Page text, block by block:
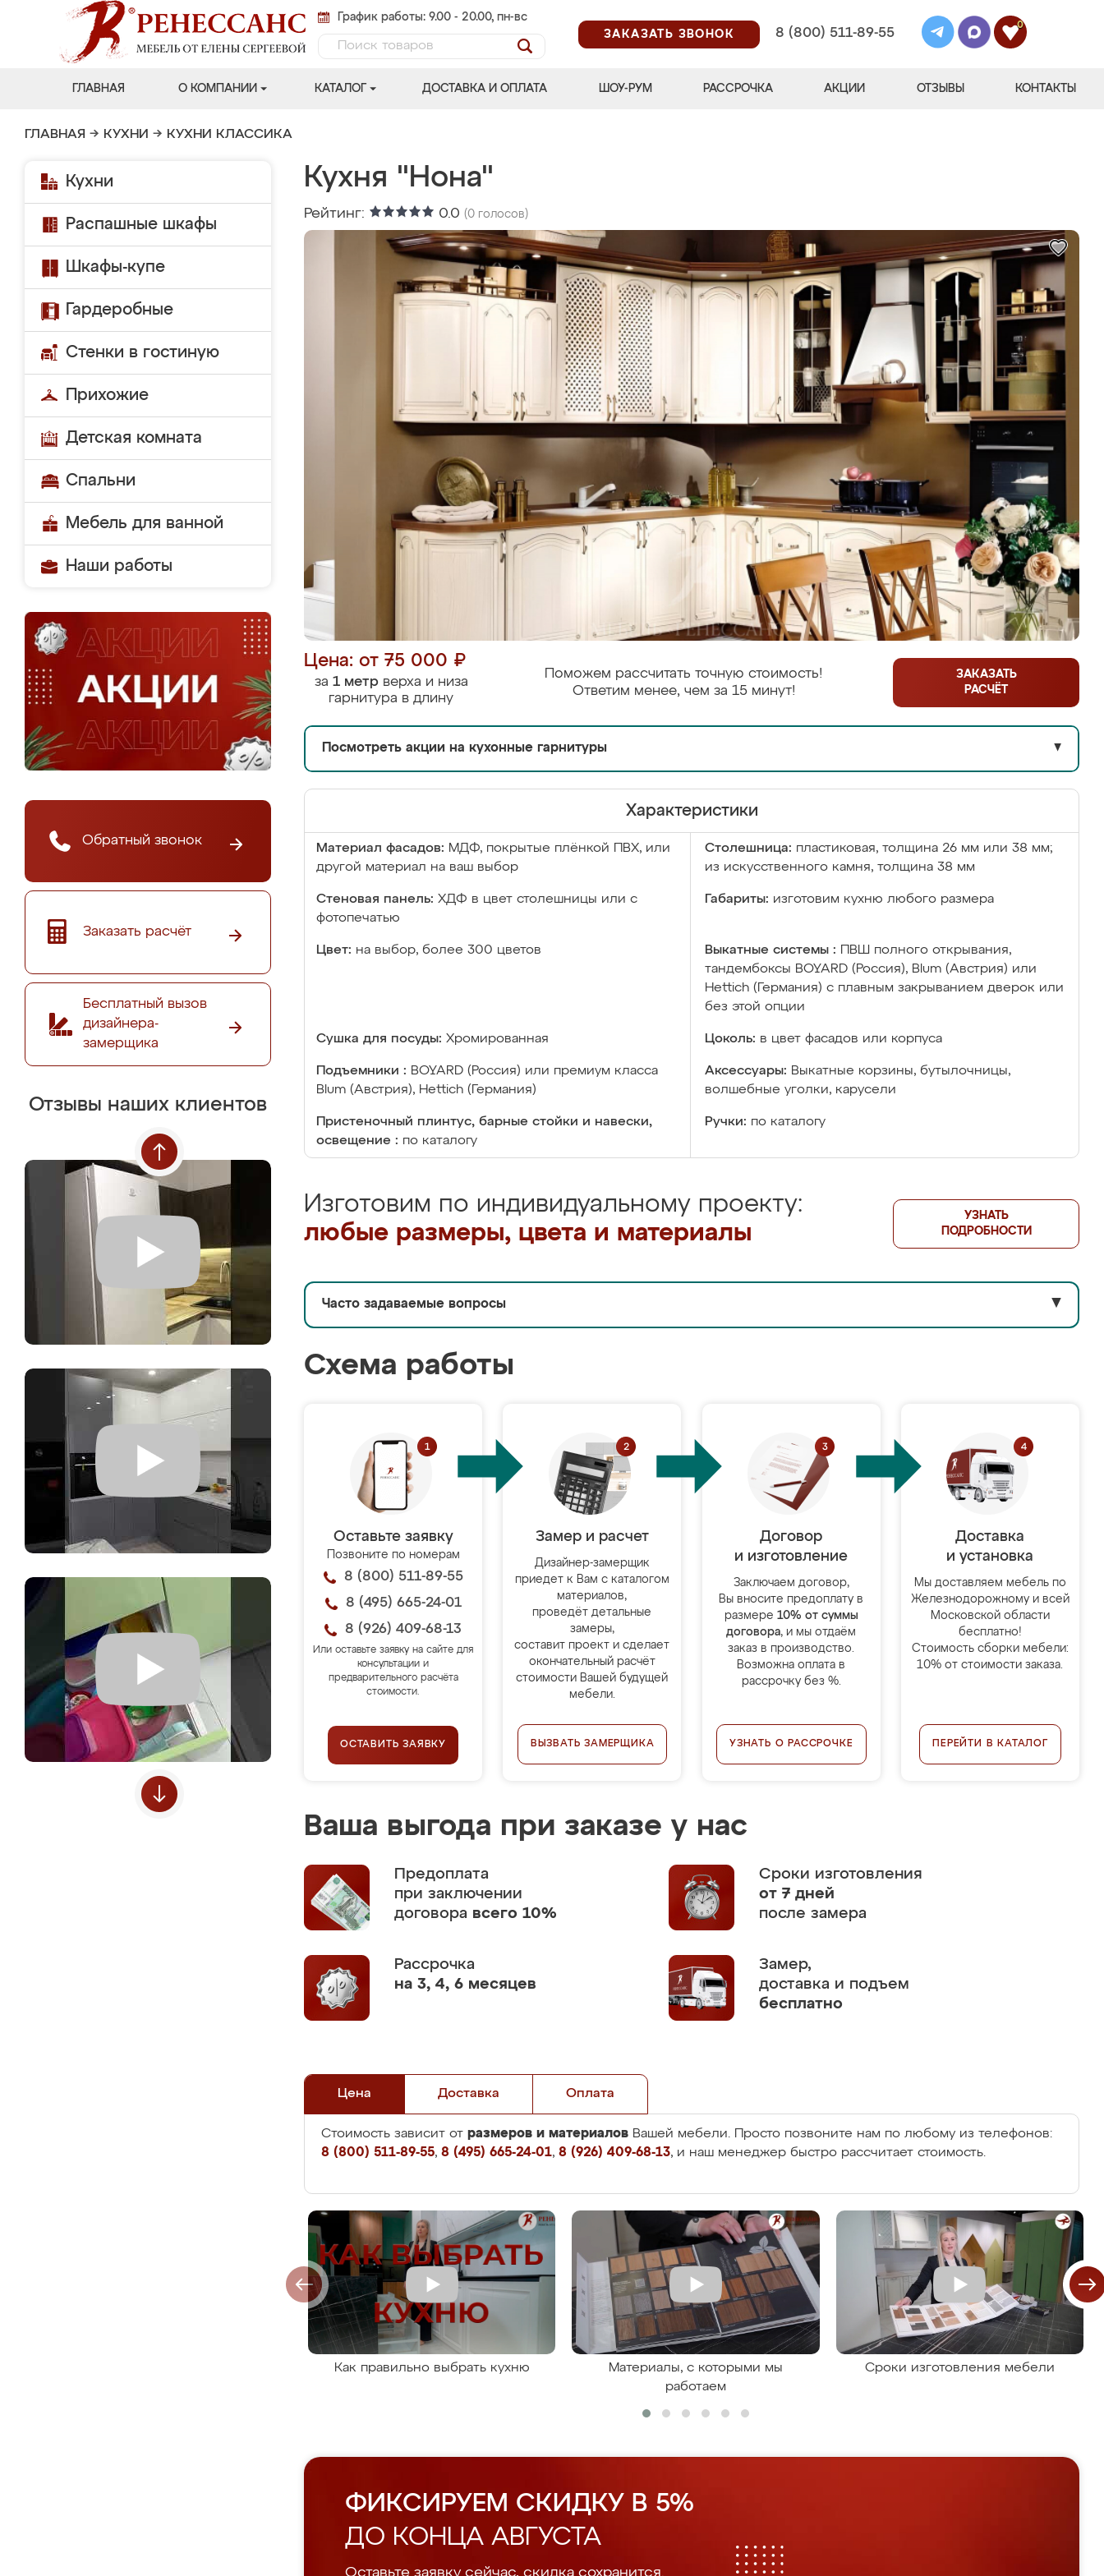
График работы: 9.00 - 20.00, пн-вс
ЗАКАЗАТЬ ЗВОНОК
8 (800) 511-89-55
0
ГЛАВНАЯ О КОМПАНИИ КАТАЛОГ ДОСТАВКА И ОПЛАТА ШОУ-РУМ РАССРОЧКА АКЦИИ ОТЗЫВЫ КОНТАКТЫ
ГЛАВНАЯ → КУХНИ → КУХНИ КЛАССИКА
Кухни
Распашные шкафы
Шкафы-купе
Гардеробные
Стенки в гостиную
Прихожие
Детская комната
Спальни
Мебель для ванной
Наши работы
Обратный звонок
Заказать расчёт
Бесплатный вызов
дизайнера-
замерщика
Отзывы наших клиентов
Кухня "Нона"
Рейтинг: 0.0 (0 голосов)
Цена: от 75 000 ₽
за 1 метрверха и низа
гарнитура в длину
Поможем рассчитать точную стоимость!
Ответим менее, чем за 15 минут!
ЗАКАЗАТЬ
РАСЧЁТ
Посмотреть акции на кухонные гарнитуры ▼
Характеристики
Материал фасадов: МДФ, покрытые плёнкой ПВХ, или
другой материал на ваш выбор
Столешница: пластиковая, толщина 26 мм или 38 мм;
из искусственного камня, толщина 38 мм
Стеновая панель: ХДФ в цвет столешницы или с
фотопечатью
Габариты: изготовим кухню любого размера
Цвет: на выбор, более 300 цветов Выкатные системы :
ПВШ полного открывания,
тандембоксы BOYARD (Россия), Blum (Австрия) или
Hettich (Германия) с плавным закрыванием дверок или
без этой опции
Сушка для посуды: Хромированная Цоколь: в цвет фасадов или корпуса
Подъемники : BOYARD (Россия) или премиум класса
Blum (Австрия), Hettich (Германия)
Аксессуары: Выкатные корзины, бутылочницы,
волшебные уголки, карусели
Пристеночный плинтус, барные стойки и навески,
освещение : по каталогу
Ручки: по каталогу
Изготовим по индивидуальному проекту:
любые размеры, цвета и материалы
УЗНАТЬ
ПОДРОБНОСТИ
Часто задаваемые вопросы ▼
Схема работы
Оставьте заявку
Позвоните по номерам
8 (800) 511-89-55
8 (495) 665-24-01
8 (926) 409-68-13
Или оставьте заявку на сайте для
консультации и
предварительного расчёта
стоимости.
ОСТАВИТЬ ЗАЯВКУ
Замер и расчет
Дизайнер-замерщик
приедет к Вам с каталогом
материалов,
проведёт детальные
замеры,
составит проект и сделает
окончательный расчёт
стоимости Вашей будущей
мебели.
ВЫЗВАТЬ ЗАМЕРЩИКА
Договор
и изготовление
Заключаем договор,
Вы вносите предоплату в
размере 10% от суммы
договора, и мы отдаём
заказ в производство.
Возможна оплата в
рассрочку без %.
УЗНАТЬ О РАССРОЧКЕ
Доставка
и установка
Мы доставляем мебель по
Железнодорожному и всей
Московской области
бесплатно!
Стоимость сборки мебели:
10% от стоимости заказа.
ПЕРЕЙТИ В КАТАЛОГ
Ваша выгода при заказе у нас
Предоплата
при заключении
договора всего 10%
Сроки изготовления
от 7 дней
после замера
Рассрочка
на 3, 4, 6 месяцев
Замер,
доставка и подъем
бесплатно
Цена Доставка Оплата
Стоимость зависит от размеров и материалов Вашей мебели. Просто позвоните нам по любому из телефонов:
8 (800) 511-89-55, 8 (495) 665-24-01, 8 (926) 409-68-13, и наш менеджер быстро рассчитает стоимость.
Как правильно выбрать кухню
Материалы, с которыми мы
работаем
Сроки изготовления мебели
ФИКСИРУЕМ СКИДКУ В 5%
ДО КОНЦА АВГУСТА
Оставьте заявку сейчас, скидка сохранится.